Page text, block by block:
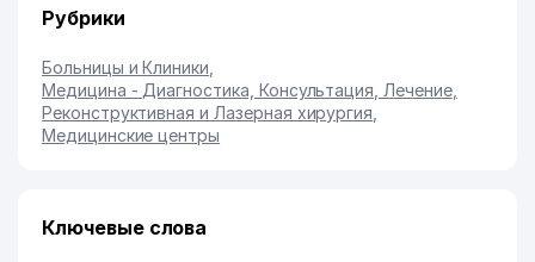
Рубрики
Больницы и Клиники
Медицина - Диагностика, Консультация, Лечение,
Реконструктивная и Лазерная хирургия
Медицинские центры
Ключевые слова